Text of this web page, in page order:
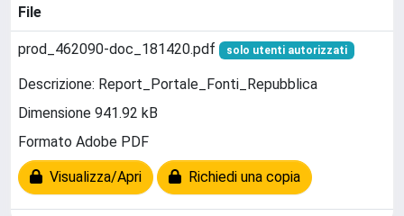
File
prod_462090-doc_181420.pdf solo utenti autorizzati
Descrizione: Report_Portale_Fonti_Repubblica
Dimensione 941.92 kB
Formato Adobe PDF
Visualizza/Apri Richiedi una copia